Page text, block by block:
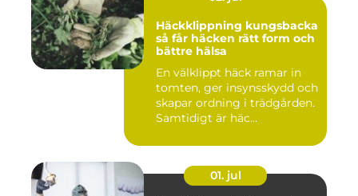
Häckklippning kungsbacka
så får häcken rätt form och
bättre hälsa
En välklippt häck ramar in
tomten, ger insynsskydd och
skapar ordning i trädgården.
Samtidigt är häc...
01. jul